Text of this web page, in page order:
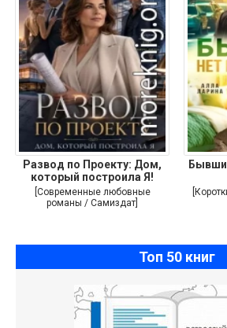
Развод по Проекту: Дом,
который построила Я!
[Современные любовные
романы / Самиздат]
Топ 50 книг